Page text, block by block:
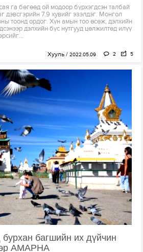
га бөгөөд ой модоор бүрхэгдсэн талбай
дэвсгэрийн 7.9 хувийг эзэлдэг. Монгол
тоонд ордог. Хүн амын тоо өсөж, дэлхийн
дэлхийн бүс нутгууд цөлжилтөд илүү
Хууль 2022.05.09 2 5
багшийн их дүйчин
АМАРНА